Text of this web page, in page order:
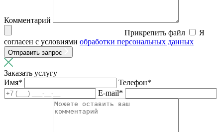
Комментарий
Прикрепить файл
Я
согласен с условиями обработки персональных данных
Отправить запрос
Заказать услугу
Имя*
Телефон*
E-mail*